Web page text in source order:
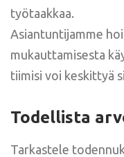
työtaakkaa.
Asiantuntijamme
mukauttamisesta
tiimisi voi keskittyä
Todellista
Tarkastele